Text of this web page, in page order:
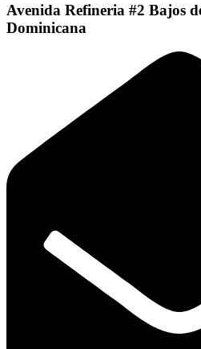
Avenida Refineria #2 Bajos
Dominicana